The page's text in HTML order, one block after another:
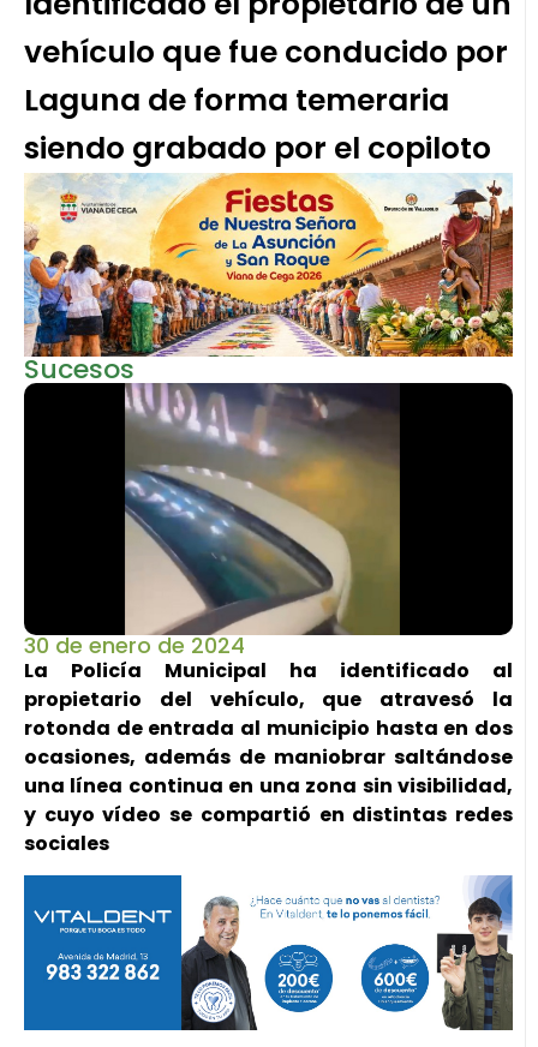
vehículo que fue conducido por
Laguna de forma temeraria
siendo grabado por el copiloto
Sucesos
30 de enero de 2024
La Policía Municipal ha identificado al
propietario del vehículo, que atravesó la
rotonda de entrada al municipio hasta en dos
ocasiones, además de maniobrar saltándose
una línea continua en una zona sin visibilidad,
y cuyo vídeo se compartió en distintas redes
sociales